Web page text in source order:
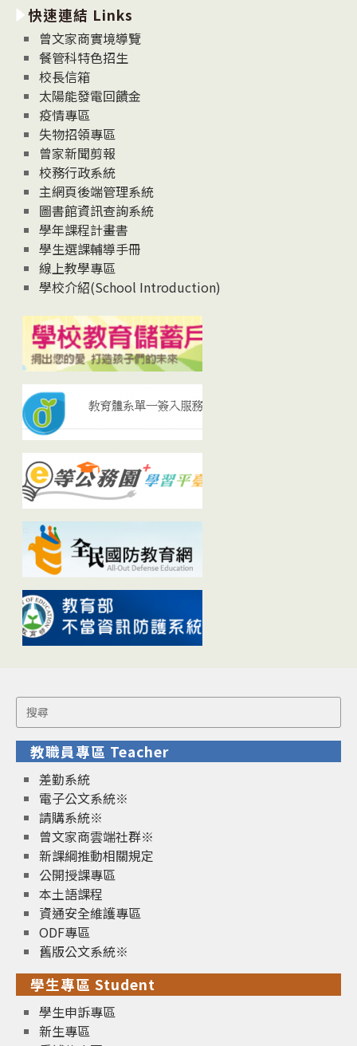
消
息
News
快速連結 Links
曾文家商實境導覽
餐管科特色招生
校長信箱
太陽能發電回饋金
疫情專區
失物招領專區
曾家新聞剪報
校務行政系統
主網頁後端管理系統
圖書館資訊查詢系統
學年課程計畫書
學生選課輔導手冊
線上教學專區
學校介紹(School Introduction)
Search
for:
教職員專區 Teacher
差勤系統
電子公文系統※
請購系統※
曾文家商雲端社群※
新課綱推動相關規定
公開授課專區
本土語課程
資通安全維護專區
ODF專區
舊版公文系統※
學生專區 Student
學生申訴專區
新生專區